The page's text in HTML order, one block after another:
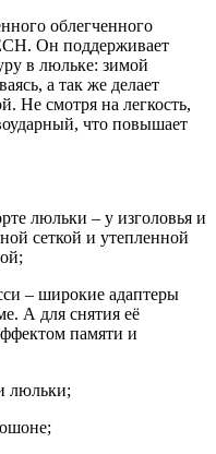
облегченного
Он поддерживает
в люльке: зимой
а так же делает
Не смотря на легкость,
что повышает
люльки – у изголовья и
сеткой и утепленной
– широкие адаптеры
А для снятия её
памяти и
люльки;